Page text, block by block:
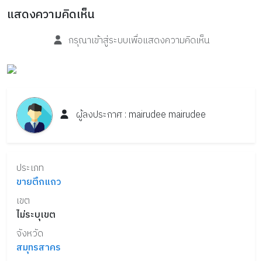
แสดงความคิดเห็น
กรุณาเข้าสู่ระบบเพื่อแสดงความคิดเห็น
ผู้ลงประกาศ : mairudee mairudee
ประเภท
ขายตึกแถว
เขต
ไม่ระบุเขต
จังหวัด
สมุทรสาคร